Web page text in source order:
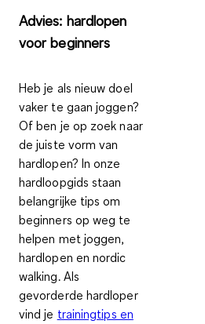
Advies: hardlopen
voor beginners
Heb je als nieuw doel
vaker te gaan joggen?
Of ben je op zoek naar
de juiste vorm van
hardlopen? In onze
hardloopgids staan
belangrijke tips om
beginners op weg te
helpen met joggen,
hardlopen en nordic
walking. Als
gevorderde hardloper
vind je trainingtips en